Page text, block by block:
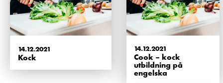
14.12.2021
Kock
14.12.2021
Cook – kock
utbildning på
engelska